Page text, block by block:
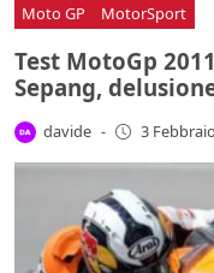
Moto GP MotorSport
Test MotoGp
Sepang,
davide - 3